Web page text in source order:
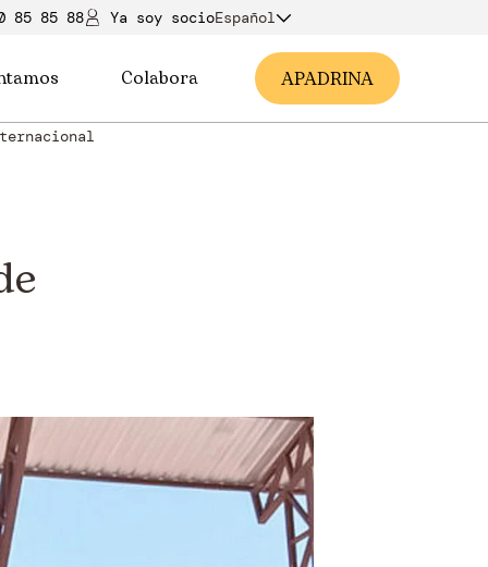
85 85 88 Ya soy socioEspañol
Colabora APADRINA